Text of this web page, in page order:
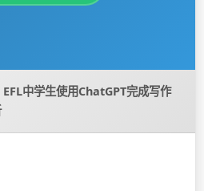
中学生使用ChatGPT完成写作